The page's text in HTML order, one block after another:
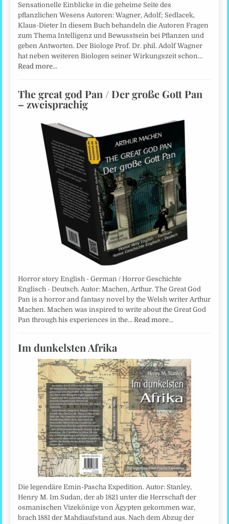
Sensationelle Einblicke in die geheime Seite des
pflanzlichen Wesens Autoren: Wagner, Adolf; Sedlacek,
Klaus-Dieter In diesem Buch behandeln die Autoren Fragen
zum Thema Intelligenz und Bewusstsein bei Pflanzen und
geben Antworten. Der Biologe Prof. Dr. phil. Adolf Wagner
hat neben weiteren Biologen seiner Wirkungszeit schon…
Read more…
The great god Pan / Der große Gott Pan
– zweisprachig
Horror story English - German / Horror Geschichte
Englisch - Deutsch. Autor: Machen, Arthur. The Great God
Pan is a horror and fantasy novel by the Welsh writer Arthur
Machen. Machen was inspired to write about the Great God
Pan through his experiences in the…Read more…
Im dunkelsten Afrika
Die legendäre Emin-Pascha Expedition. Autor: Stanley,
Henry M. Im Sudan, der ab 1821 unter die Herrschaft der
osmanischen Vizekönige von Ägypten gekommen war,
brach 1881 der Mahdiaufstand aus. Nach dem Abzug der